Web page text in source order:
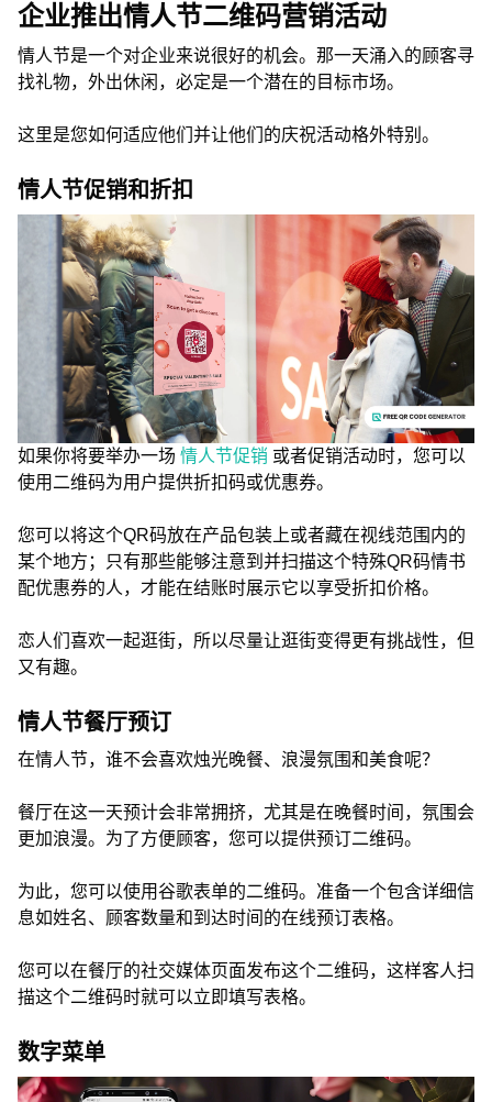
企业推出情人节二维码营销活动
情人节是一个对企业来说很好的机会。那一天涌入的顾客寻
找礼物，外出休闲，必定是一个潜在的目标市场。
这里是您如何适应他们并让他们的庆祝活动格外特别。
情人节促销和折扣
如果你将要举办一场 情人节促销 或者促销活动时，您可以
使用二维码为用户提供折扣码或优惠券。
您可以将这个QR码放在产品包装上或者藏在视线范围内的
某个地方；只有那些能够注意到并扫描这个特殊QR码情书
配优惠券的人，才能在结账时展示它以享受折扣价格。
恋人们喜欢一起逛街，所以尽量让逛街变得更有挑战性，但
又有趣。
情人节餐厅预订
在情人节，谁不会喜欢烛光晚餐、浪漫氛围和美食呢？
餐厅在这一天预计会非常拥挤，尤其是在晚餐时间，氛围会
更加浪漫。为了方便顾客，您可以提供预订二维码。
为此，您可以使用谷歌表单的二维码。准备一个包含详细信
息如姓名、顾客数量和到达时间的在线预订表格。
您可以在餐厅的社交媒体页面发布这个二维码，这样客人扫
描这个二维码时就可以立即填写表格。
数字菜单